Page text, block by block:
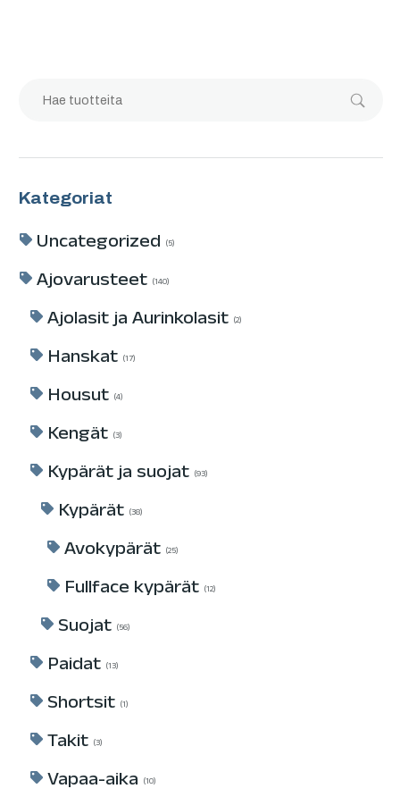
Kategoriat
Uncategorized 5
Ajovarusteet 140
Ajolasit ja Aurinkolasit 2
Hanskat 17
Housut 4
Kengät 3
Kypärät ja suojat 93
Kypärät 38
Avokypärät 25
Fullface kypärät 12
Suojat 56
Paidat 13
Shortsit 1
Takit 3
Vapaa-aika 10